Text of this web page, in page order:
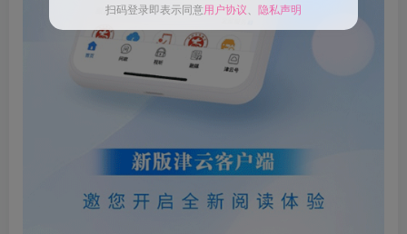
扫码登录即表示同意用户协议 隐私声明